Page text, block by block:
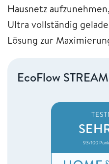
Hausnetz
Ultra vollständig
Lösung zur
EcoFlow
93/100